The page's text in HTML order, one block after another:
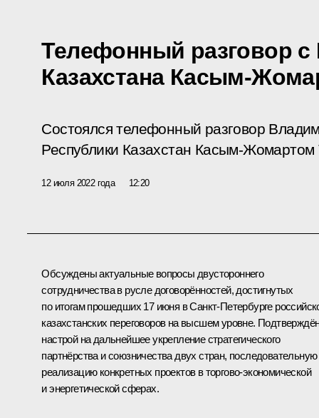
Телефонный разговор с
Казахстана Касым-
Состоялся телефонный разговор
Республики Казахстан Касым-Жомартом
12 июля 2022 года 12:20
Обсуждены актуальные вопросы двустороннего
сотрудничества в русле договорённостей, достигнутых
по итогам прошедших 17 июня в Санкт-Петербурге
казахстанских переговоровна высшем уровне.
настрой на дальнейшее укрепление стратегического
партнёрства и союзничества двух стран, последовательную
реализацию конкретных проектов в торгово-экономической
и энергетической сферах.